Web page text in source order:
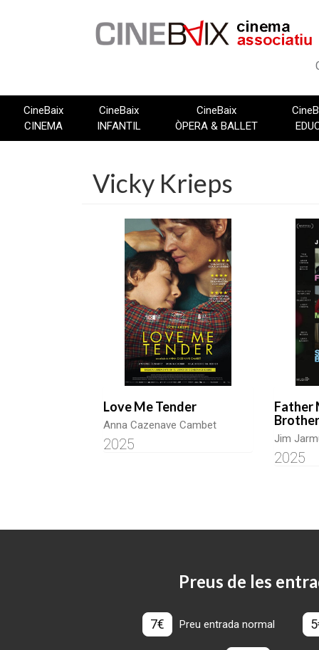
CineBaix
CINEMA
CineBaix
INFANTIL
CineBaix
ÒPERA & BALLET
Vicky Krieps
Love Me Tender
Anna Cazenave Cambet
2025
Father
Brother
Jim
2025
Preus de les
7€ Preu entrada normal